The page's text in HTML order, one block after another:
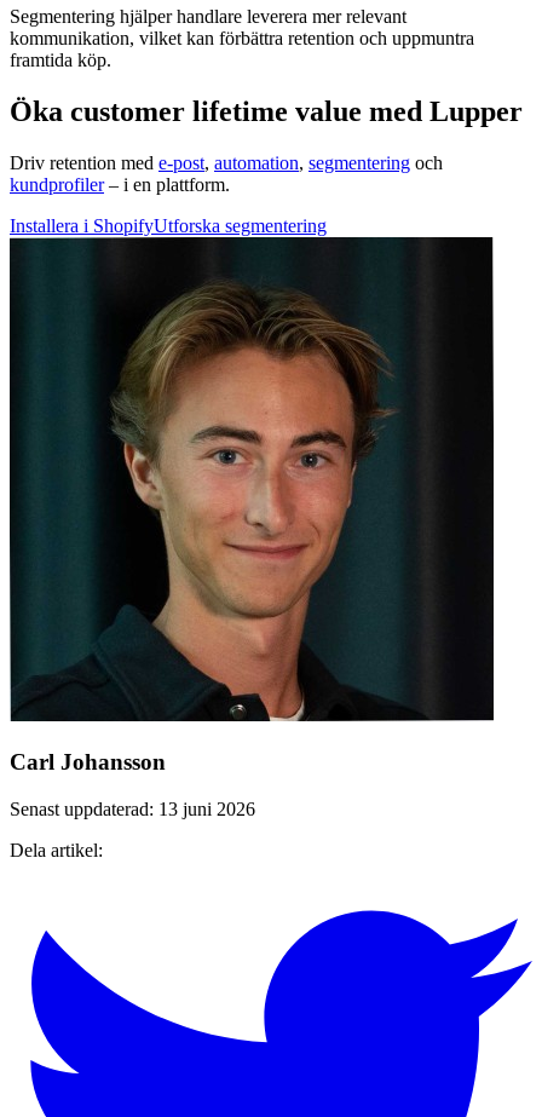
Segmentering hjälper handlare leverera mer relevant
kommunikation, vilket kan förbättra retention och uppmuntra
framtida köp.
Öka customer lifetime value med Lupper
Driv retention med e-post, automation, segmentering och
kundprofiler– i en plattform.
Installera i ShopifyUtforska segmentering
Carl Johansson
Senast uppdaterad: 13 juni 2026
Dela artikel: